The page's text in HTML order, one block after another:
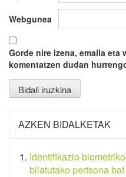
Webgunea
Gorde nire izena, emaila
komentatzen dudan
AZKEN BIDALKETAK
Identifikazio
bilatutako pertsona